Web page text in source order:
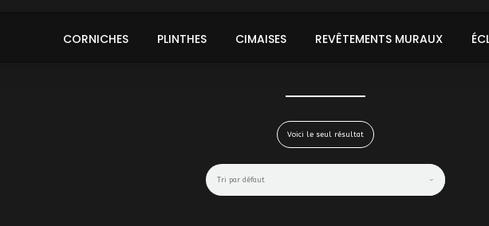
CORNICHES PLINTHES CIMAISES REVÊTEMENTS MURAUX
Voici le seul résultat